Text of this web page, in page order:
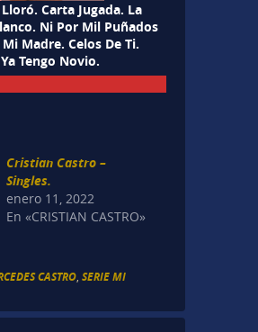
Carta Jugada. La
Ni Por Mil Puñados
Madre. Celos De Ti.
Tengo Novio.
Cristian Castro –
Singles.
enero 11, 2022
En «CRISTIAN CASTRO»
CASTRO ,SERIE MI